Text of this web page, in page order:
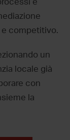
e
e competitivo.
un
locale già
con
la